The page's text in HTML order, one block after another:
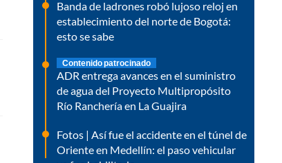
Banda de ladrones robó lujoso reloj en
establecimiento del norte de Bogotá:
esto se sabe
Contenido patrocinado
ADR entrega avances en el suministro
de agua del Proyecto Multipropósito
Río Ranchería en La Guajira
Fotos | Así fue el accidente en el túnel de
Oriente en Medellín: el paso vehicular